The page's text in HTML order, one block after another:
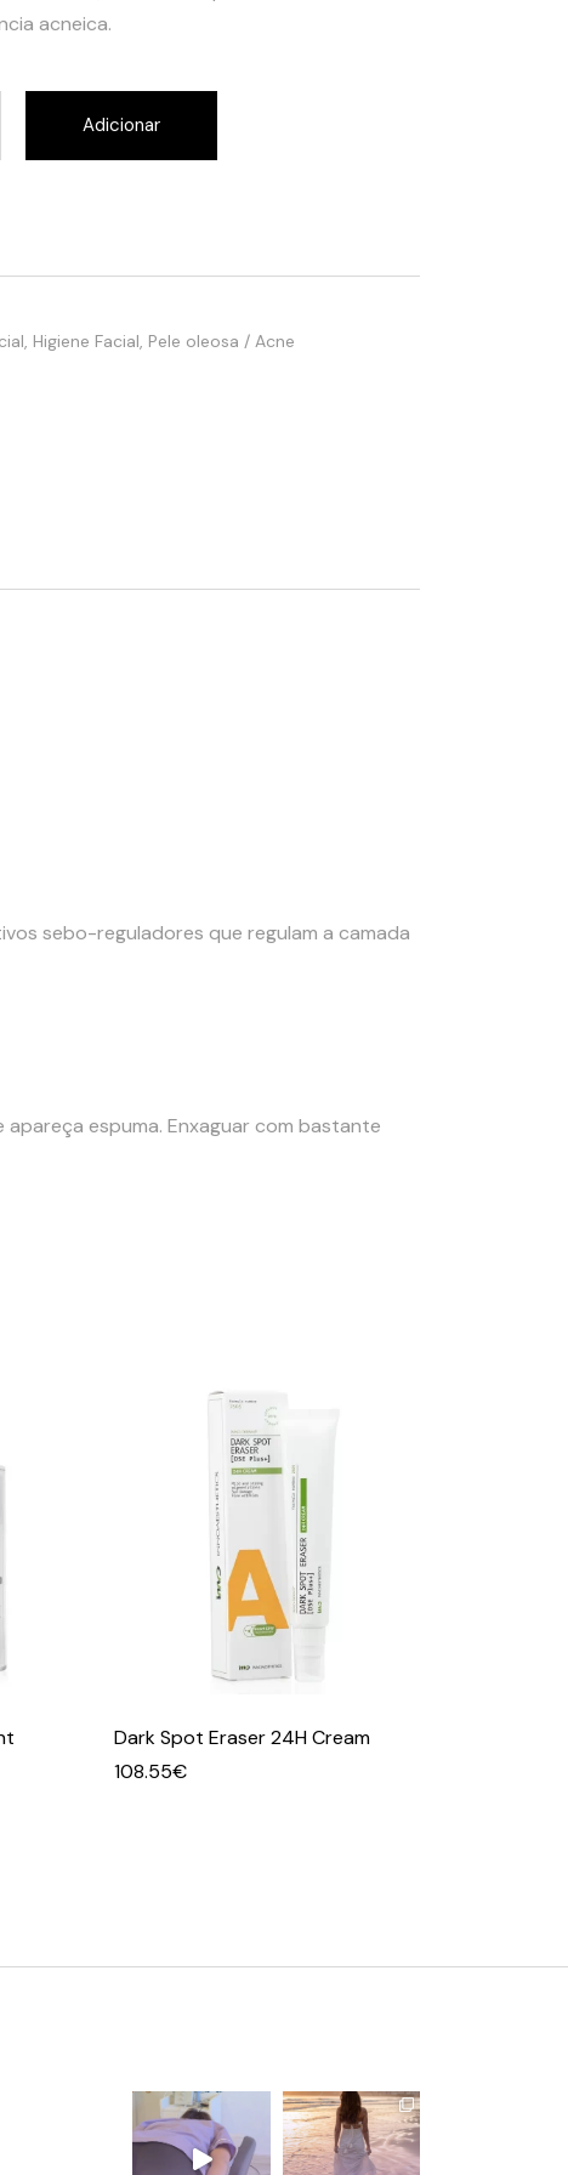
acneica.
Adicionar
, Higiene Facial, Pele oleosa / Acne
sebo-reguladores que regulam a camada
espuma. Enxaguar com bastante
Dark Spot Eraser 24H Cream
108.55€